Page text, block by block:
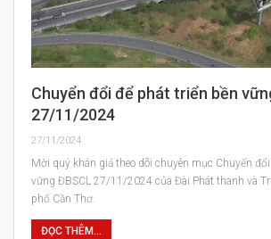
Chuyển đổi để phát triển bền
27/11/2024
27/11/2024
Mời quý khán giả theo dõi chuyên mục Chuyển
vững ĐBSCL 27/11/2024 của Đài Phát thanh và
phố Cần Thơ.
ĐỌC THÊM...